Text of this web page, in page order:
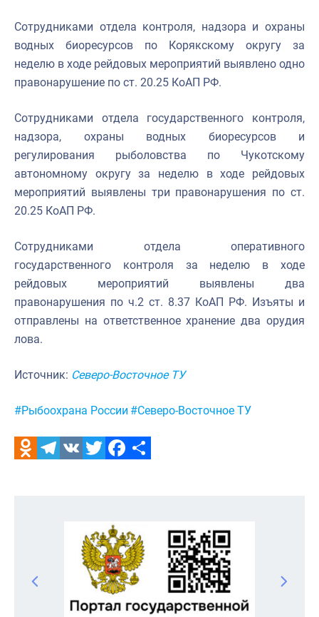
Сотрудниками отдела контроля, надзора и охраны
водных биоресурсов по Корякскому округу за
неделю в ходе рейдовых мероприятий выявлено одно
правонарушение по ст. 20.25 КоАП РФ.
Сотрудниками отдела государственного контроля,
надзора, охраны водных биоресурсов и
регулирования рыболовства по Чукотскому
автономному округу за неделю в ходе рейдовых
мероприятий выявлены три правонарушения по ст.
20.25 КоАП РФ.
Сотрудниками отдела оперативного
государственного контроля за неделю в ходе
рейдовых мероприятий выявлены два
правонарушения по ч.2 ст. 8.37 КоАП РФ. Изъяты и
отправлены на ответственное хранение два орудия
лова.
Источник: Северо-Восточное ТУ
Метки:
#Рыбоохрана России #Северо-Восточное ТУ